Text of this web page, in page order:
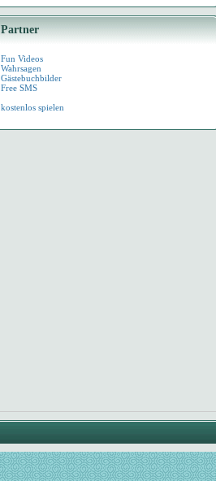
Partner
Fun Videos
Wahrsagen
Gästebuchbilder
Free SMS
kostenlos spielen